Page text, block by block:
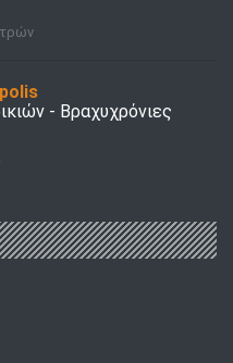
- Bραχυχρόνιες